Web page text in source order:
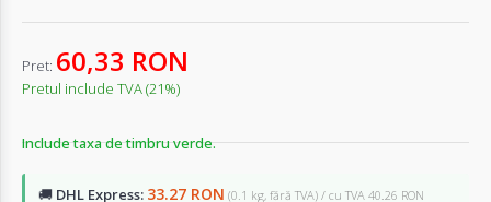
Pret: 60,33 RON
Pretul include TVA (21%)
Include taxa de timbru verde.
🚚 DHL Express: 33.27 RON (0.1 kg, fără TVA) / cu TVA 40.26 RON